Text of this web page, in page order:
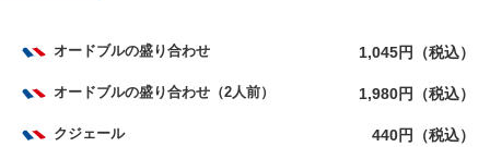
オードブルの盛り合わせ 1,045円（税込）
オードブルの盛り合わせ（2人前） 1,980円（税込）
クジェール 440円（税込）